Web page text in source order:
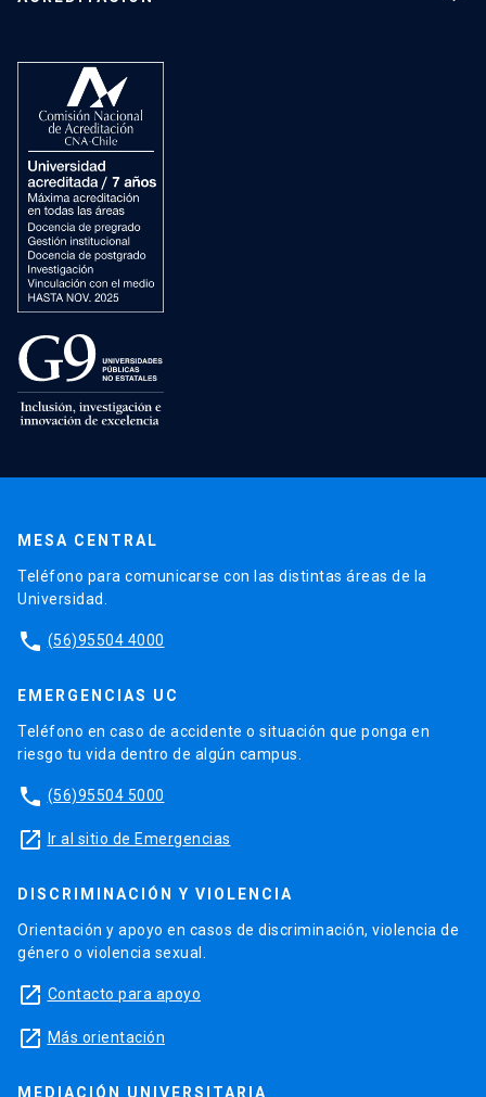
MESA CENTRAL
Teléfono para comunicarse con las distintas áreas de la
Universidad.
phone (56)95504 4000
EMERGENCIAS UC
Teléfono en caso de accidente o situación que ponga en
riesgo tu vida dentro de algún campus.
phone (56)95504 5000
launch Ir al sitio de Emergencias
DISCRIMINACIÓN Y VIOLENCIA
Orientación y apoyo en casos de discriminación, violencia de
género o violencia sexual.
launch Contacto para apoyo
launch Más orientación
MEDIACIÓN UNIVERSITARIA